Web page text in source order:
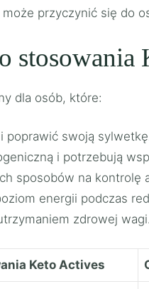
przyczynić się do
stosowania
dla osób, które:
poprawić swoją
i potrzebują
sposobów na kontrolę
energii podczas
zdrowej wagi.
Keto Actives